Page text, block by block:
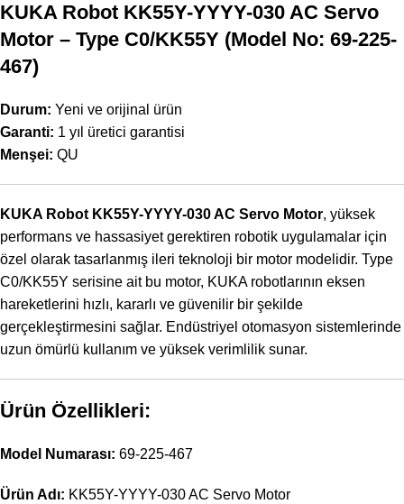
KUKA Robot KK55Y-YYYY-030 AC Servo
Motor – Type C0/KK55Y (Model No: 69-225-
467)
Durum: Yeni ve orijinal ürün
Garanti: 1 yıl üretici garantisi
Menşei: QU
KUKA Robot KK55Y-YYYY-030 AC Servo Motor, yüksek
performans ve hassasiyet gerektiren robotik uygulamalar için
özel olarak tasarlanmış ileri teknoloji bir motor modelidir. Type
C0/KK55Y serisine ait bu motor, KUKA robotlarının eksen
hareketlerini hızlı, kararlı ve güvenilir bir şekilde
gerçekleştirmesini sağlar. Endüstriyel otomasyon sistemlerinde
uzun ömürlü kullanım ve yüksek verimlilik sunar.
Ürün Özellikleri:
Model Numarası: 69-225-467
Ürün Adı: KK55Y-YYYY-030 AC Servo Motor